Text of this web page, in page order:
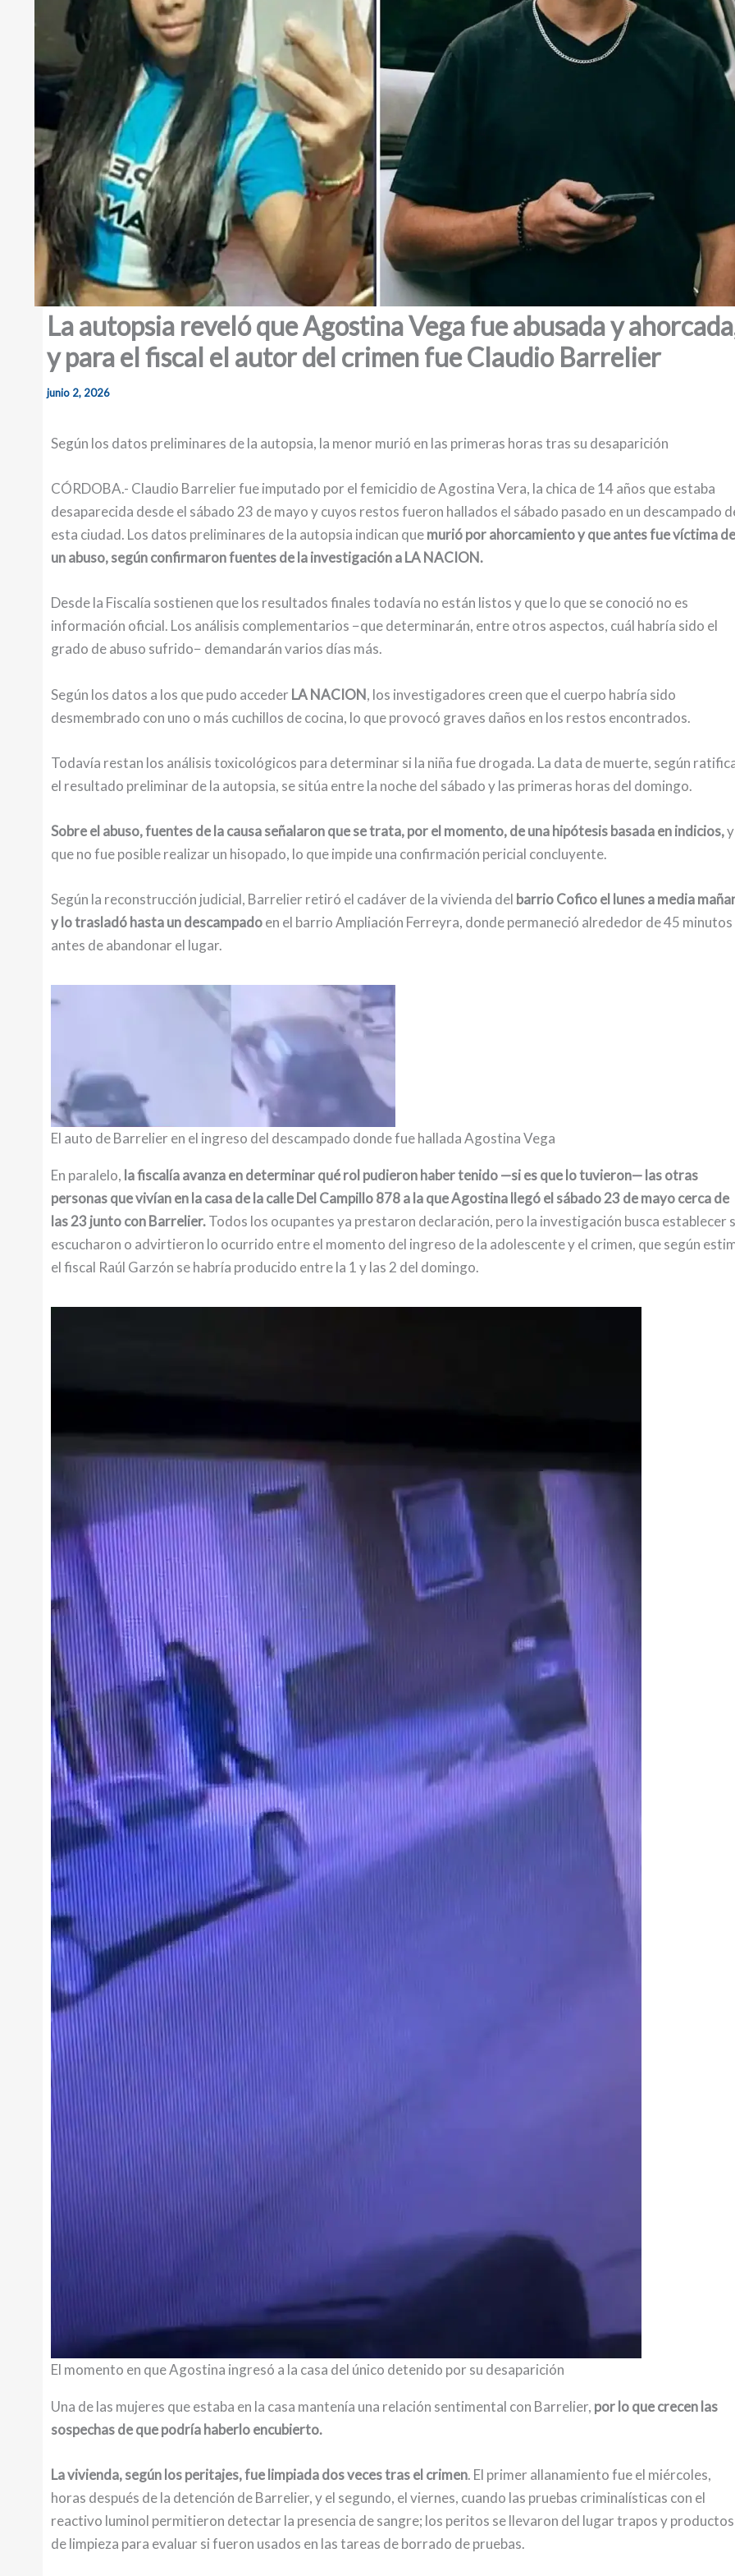
La autopsia reveló que Agostina Vega fue abusada y
y para el fiscal el autor del crimen fue Claudio Barrelier
junio 2, 2026
Según los datos preliminares de la autopsia, la menor murió en las primeras horas tras su desaparición
CÓRDOBA.- Claudio Barrelier fue imputado por el femicidio de Agostina Vera, la chica de 14 años que estaba
desaparecida desde el sábado 23 de mayo y cuyos restos fueron hallados el sábado pasado en un descampado
esta ciudad. Los datos preliminares de la autopsia indican quemurió por ahorcamiento y que antes fue víctima de
un abuso, según confirmaron fuentes de la investigación a LA NACION.
Desde la Fiscalía sostienen que los resultados finales todavía no están listos y que lo que se conoció no es
información oficial. Los análisis complementarios −que determinarán, entre otros aspectos, cuál habría sido el
grado de abuso sufrido− demandarán varios días más.
Según los datos a los que pudo acceder LA NACION, los investigadores creen que el cuerpo habría sido
desmembrado con uno o más cuchillos de cocina, lo que provocó graves daños en los restos encontrados.
Todavía restan los análisis toxicológicos para determinar si la niña fue drogada. La data de muerte, según
el resultado preliminar de la autopsia, se sitúa entre la noche del sábado y las primeras horas del domingo.
Sobre el abuso, fuentes de la causa señalaron que se trata, por el momento, de una hipótesis basada en indicios,
que no fue posible realizar un hisopado, lo que impide una confirmación pericial concluyente.
Según la reconstrucción judicial, Barrelier retiró el cadáver de la vivienda del barrio Cofico el lunes a media
y lo trasladó hasta un descampadoen el barrio Ampliación Ferreyra, donde permaneció alrededor de 45 minutos
antes de abandonar el lugar.
El auto de Barrelier en el ingreso del descampado donde fue hallada Agostina Vega
En paralelo, la fiscalía avanza en determinar qué rol pudieron haber tenido —si es que lo tuvieron— las otras
personas que vivían en la casa de la calle Del Campillo 878 a la que Agostina llegó el sábado 23 de mayo cerca de
las 23 junto con Barrelier.Todos los ocupantes ya prestaron declaración, pero la investigación busca establecer
escucharon o advirtieron lo ocurrido entre el momento del ingreso de la adolescente y el crimen, que según
el fiscal Raúl Garzón se habría producido entre la 1 y las 2 del domingo.
El momento en que Agostina ingresó a la casa del único detenido por su desaparición
Una de las mujeres que estaba en la casa mantenía una relación sentimental con Barrelier, por lo que crecen las
sospechas de que podría haberlo encubierto.
La vivienda, según los peritajes, fue limpiada dos veces tras el crimen. El primer allanamiento fue el miércoles,
horas después de la detención de Barrelier, y el segundo, el viernes, cuando las pruebas criminalísticas con el
reactivo luminol permitieron detectar la presencia de sangre; los peritos se llevaron del lugar trapos y productos
de limpieza para evaluar si fueron usados en las tareas de borrado de pruebas.